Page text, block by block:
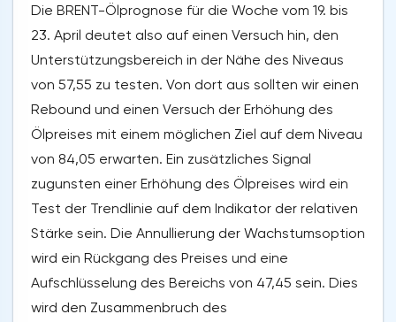
Die BRENT-Ölprognose für die Woche vom 19. bis
23. April deutet also auf einen Versuch hin, den
Unterstützungsbereich in der Nähe des Niveaus
von 57,55 zu testen. Von dort aus sollten wir einen
Rebound und einen Versuch der Erhöhung des
Ölpreises mit einem möglichen Ziel auf dem Niveau
von 84,05 erwarten. Ein zusätzliches Signal
zugunsten einer Erhöhung des Ölpreises wird ein
Test der Trendlinie auf dem Indikator der relativen
Stärke sein. Die Annullierung der Wachstumsoption
wird ein Rückgang des Preises und eine
Aufschlüsselung des Bereichs von 47,45 sein. Dies
wird den Zusammenbruch des